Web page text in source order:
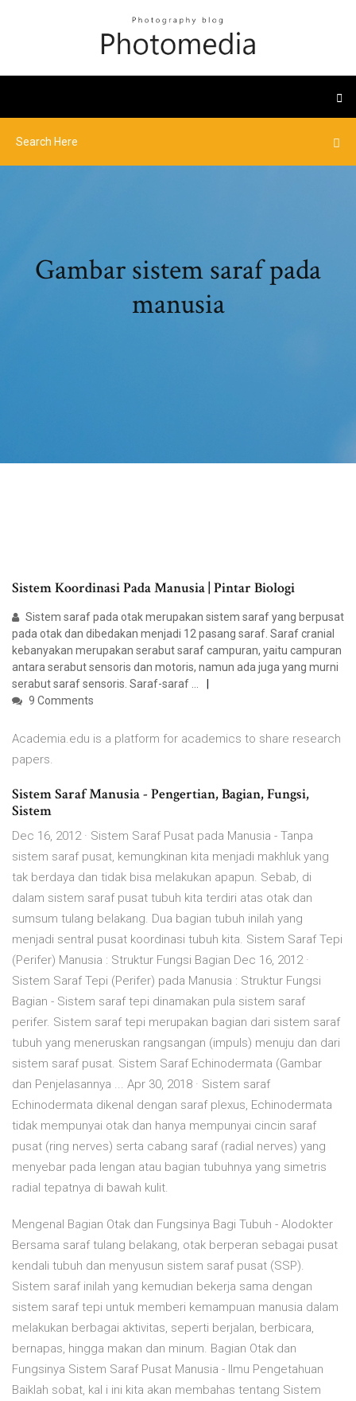
Gambar sistem saraf pada
manusia
Sistem Koordinasi Pada Manusia | Pintar Biologi
Sistem saraf pada otak merupakan sistem saraf yang berpusat
pada otak dan dibedakan menjadi 12 pasang saraf. Saraf cranial
kebanyakan merupakan serabut saraf campuran, yaitu campuran
antara serabut sensoris dan motoris, namun ada juga yang murni
serabut saraf sensoris. Saraf-saraf …
9 Comments
Academia.edu is a platform for academics to share research
papers.
Sistem Saraf Manusia - Pengertian, Bagian, Fungsi,
Sistem
Dec 16, 2012 · Sistem Saraf Pusat pada Manusia - Tanpa
sistem saraf pusat, kemungkinan kita menjadi makhluk yang
tak berdaya dan tidak bisa melakukan apapun. Sebab, di
dalam sistem saraf pusat tubuh kita terdiri atas otak dan
sumsum tulang belakang. Dua bagian tubuh inilah yang
menjadi sentral pusat koordinasi tubuh kita. Sistem Saraf Tepi
(Perifer) Manusia : Struktur Fungsi Bagian Dec 16, 2012 ·
Sistem Saraf Tepi (Perifer) pada Manusia : Struktur Fungsi
Bagian - Sistem saraf tepi dinamakan pula sistem saraf
perifer. Sistem saraf tepi merupakan bagian dari sistem saraf
tubuh yang meneruskan rangsangan (impuls) menuju dan dari
sistem saraf pusat. Sistem Saraf Echinodermata (Gambar
dan Penjelasannya ... Apr 30, 2018 · Sistem saraf
Echinodermata dikenal dengan saraf plexus, Echinodermata
tidak mempunyai otak dan hanya mempunyai cincin saraf
pusat (ring nerves) serta cabang saraf (radial nerves) yang
menyebar pada lengan atau bagian tubuhnya yang simetris
radial tepatnya di bawah kulit.
Mengenal Bagian Otak dan Fungsinya Bagi Tubuh - Alodokter
Bersama saraf tulang belakang, otak berperan sebagai pusat
kendali tubuh dan menyusun sistem saraf pusat (SSP).
Sistem saraf inilah yang kemudian bekerja sama dengan
sistem saraf tepi untuk memberi kemampuan manusia dalam
melakukan berbagai aktivitas, seperti berjalan, berbicara,
bernapas, hingga makan dan minum. Bagian Otak dan
Fungsinya Sistem Saraf Pusat Manusia - Ilmu Pengetahuan
Baiklah sobat, kal i ini kita akan membahas tentang Sistem